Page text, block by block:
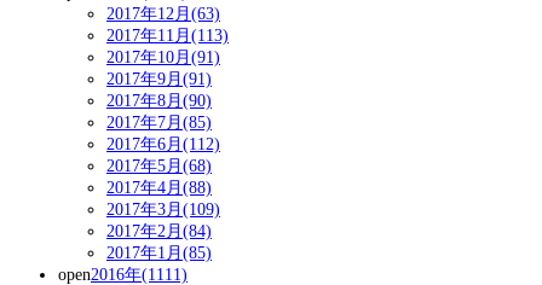
2017年12月(63)
2017年11月(113)
2017年10月(91)
2017年9月(91)
2017年8月(90)
2017年7月(85)
2017年6月(112)
2017年5月(68)
2017年4月(88)
2017年3月(109)
2017年2月(84)
2017年1月(85)
open2016年(1111)